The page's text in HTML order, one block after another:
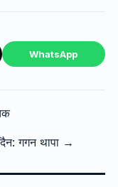
WhatsApp
गगन थापा →